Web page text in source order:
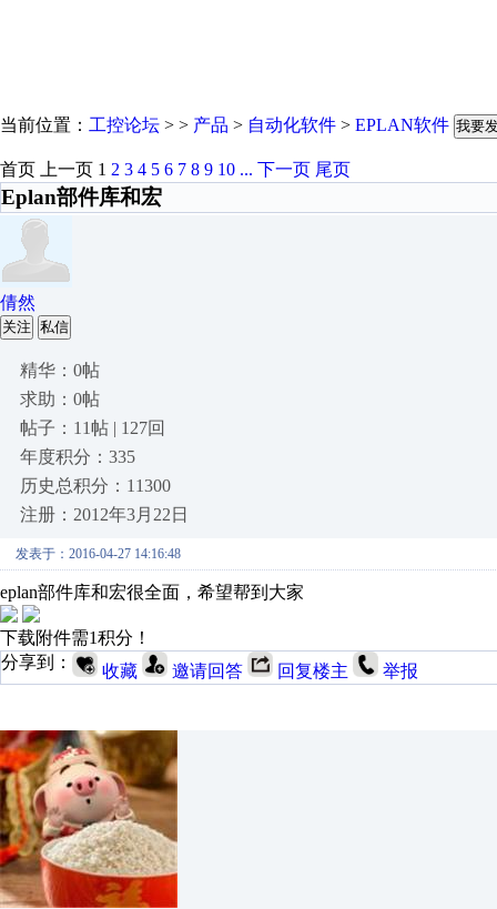
当前位置： 工控论坛 > > 产品 > 自动化软件 > EPLAN软件 我要
首页 上一页 1 2 3 4 5 6 7 8 9 10 ... 下一页 尾页
Eplan部件库和宏
倩然
关注 私信
精华：0帖
求助：0帖
帖子：11帖 | 127回
年度积分：335
历史总积分：11300
注册：2012年3月22日
发表于：2016-04-27 14:16:48
eplan部件库和宏很全面，希望帮到大家
下载附件需1积分！
分享到：
收藏 邀请回答 回复楼主 举报